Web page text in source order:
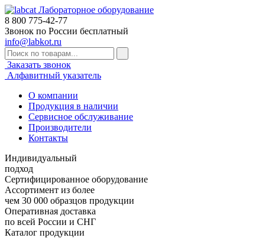
Лабораторное оборудование
8 800 775-42-77
Звонок по России бесплатный
info@labkot.ru
Заказать звонок
Алфавитный указатель
О компании
Продукция в наличии
Сервисное обслуживание
Производители
Контакты
Индивидуальный
подход
Сертифицированное оборудование
Ассортимент из более
чем 30 000 образцов продукции
Оперативная доставка
по всей России и СНГ
Каталог продукции